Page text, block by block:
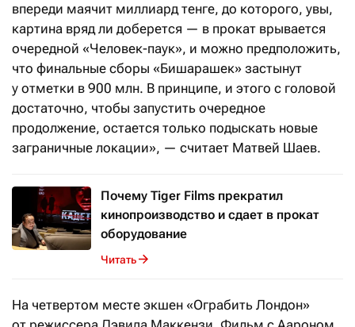
впереди маячит миллиард тенге, до которого, увы,
картина вряд ли доберется — в прокат врывается
очередной «Человек-паук», и можно предположить,
что финальные сборы «Бишарашек» застынут
у отметки в 900 млн. В принципе, и этого с головой
достаточно, чтобы запустить очередное
продолжение, остается только подыскать новые
заграничные локации», — считает Матвей Шаев.
Почему Tiger Films прекратил
кинопроизводство и сдает в прокат
оборудование
Читать
На четвертом месте экшен «Ограбить Лондон»